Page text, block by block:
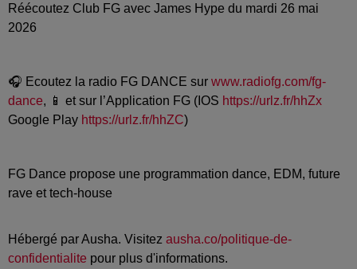
Réécoutez Club FG avec James Hype du mardi 26 mai
2026
🎧 Ecoutez la radio FG DANCE sur www.radiofg.com/fg-
dance, 📱 et sur l’Application FG (IOS https://urlz.fr/hhZx
Google Play https://urlz.fr/hhZC)
FG Dance propose une programmation dance, EDM, future
rave et tech-house
Hébergé par Ausha. Visitez ausha.co/politique-de-
confidentialite pour plus d'informations.